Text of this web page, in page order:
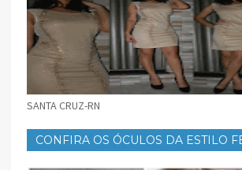
SANTA CRUZ-RN
CONFIRA OS ÓCULOS DA ESTILO